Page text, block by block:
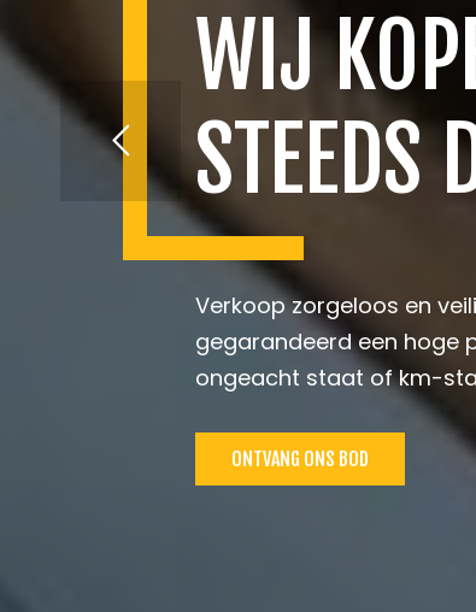
WIJ
STEEDS
Verkoop zorgeloos en
gegarandeerd een hoge
ongeacht staat of km-
ONTVANG ONS BOD